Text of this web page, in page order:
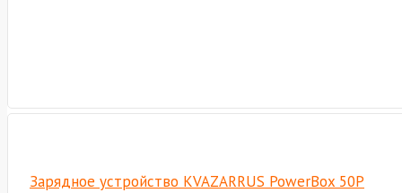
Зарядное устройство KVAZARRUS PowerBox 50P